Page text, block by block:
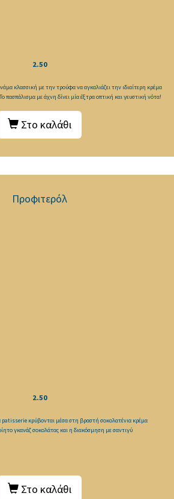
2.50
κλασσική με την τρούφα να αγκαλιάζει την ιδιαίτερη κρέμα
πασπάλισμα με άχνη δίνει μία έξτρα οπτική και γευστική νότα!
Στο καλάθι
Προφιτερόλ
2.50
patisserie κρύβονται μέσα στη βραστή σοκολατένια κρέμα
γκανάζ σοκολάτας και η διακόσμηση με σαντιγύ
Στο καλάθι